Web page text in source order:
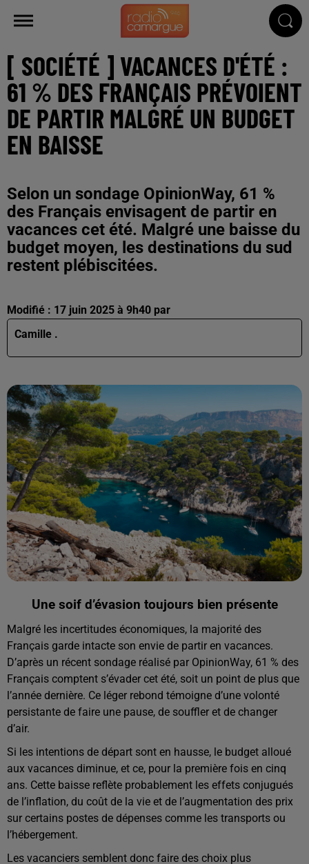
[ SOCIÉTÉ ] VACANCES D'ÉTÉ :
61 % DES FRANÇAIS PRÉVOIENT
DE PARTIR MALGRÉ UN BUDGET
EN BAISSE
Selon un sondage OpinionWay, 61 %
des Français envisagent de partir en
vacances cet été. Malgré une baisse du
budget moyen, les destinations du sud
restent plébiscitées.
Modifié : 17 juin 2025 à 9h40 par
Camille .
Une soif d’évasion toujours bien présente
Malgré les incertitudes économiques, la majorité des
Français garde intacte son envie de partir en vacances.
D’après un récent sondage réalisé par OpinionWay, 61 % des
Français comptent s’évader cet été, soit un point de plus que
l’année dernière. Ce léger rebond témoigne d’une volonté
persistante de faire une pause, de souffler et de changer
d’air.
Si les intentions de départ sont en hausse, le budget alloué
aux vacances diminue, et ce, pour la première fois en cinq
ans. Cette baisse reflète probablement les effets conjugués
de l’inflation, du coût de la vie et de l’augmentation des prix
sur certains postes de dépenses comme les transports ou
l’hébergement.
Les vacanciers semblent donc faire des choix plus